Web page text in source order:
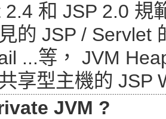
2.4 和 JSP 2.0 規
的 JSP / Servlet
...等， JVM
享型主機的 JSP
JVM ?